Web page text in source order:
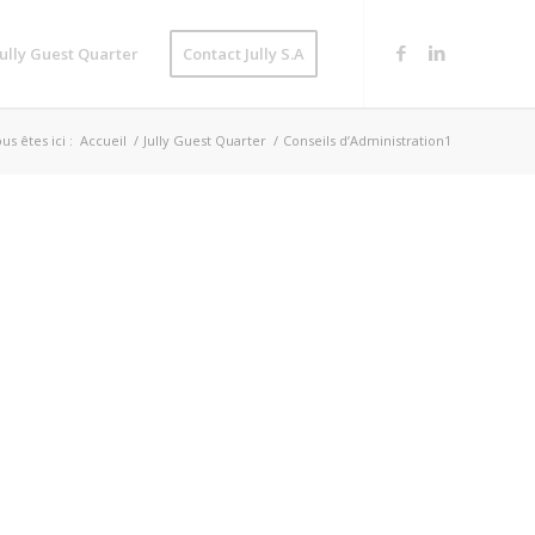
Guest Quarter Contact Jully S.A
êtes ici : Accueil / Jully Guest Quarter / Conseils d’Administration1